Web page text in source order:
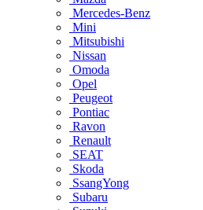
Mercedes-Benz
Mini
Mitsubishi
Nissan
Omoda
Opel
Peugeot
Pontiac
Ravon
Renault
SEAT
Skoda
SsangYong
Subaru